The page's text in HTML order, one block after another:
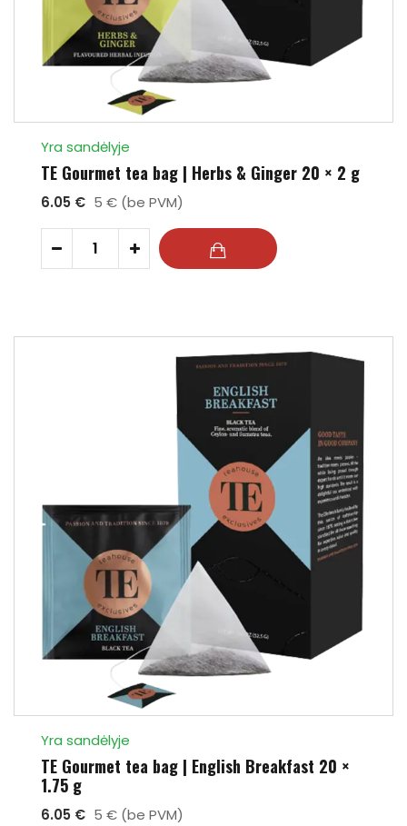
Yra sandėlyje
TE Gourmet tea bag | Herbs & Ginger 20 × 2 g
6.05 € 5 € (be PVM)
- +
Yra sandėlyje
TE Gourmet tea bag | English Breakfast 20 ×
1.75 g
6.05 € 5 € (be PVM)